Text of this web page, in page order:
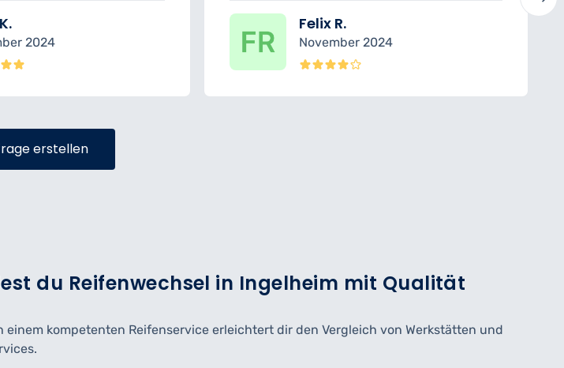
Felix R.
November 2024
erstellen
du Reifenwechsel in Ingelheim mit Qualität
einem kompetenten Reifenservice erleichtert dir den Vergleich von Werkstätten und